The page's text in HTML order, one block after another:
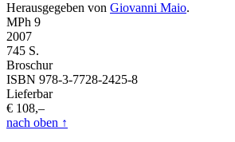
Herausgegeben von Giovanni Maio.
MPh 9
2007
745 S.
Broschur
ISBN 978-3-7728-2425-8
Lieferbar
€ 108,–
nach oben ↑